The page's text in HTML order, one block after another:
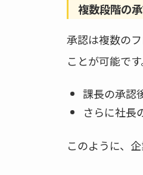
複数段階の
承認は複数の
ことが可能です
課長の承認
さらに社長
このように、